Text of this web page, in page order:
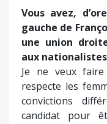
Vous avez,
gauche de
une union
aux
Je ne veux
respecte les
convictions
candidat pour